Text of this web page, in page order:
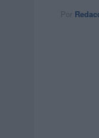
Por